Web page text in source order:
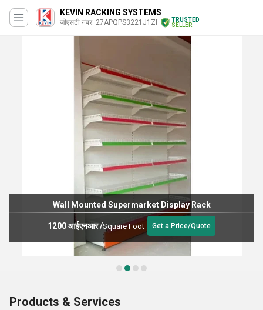
KEVIN RACKING SYSTEMS
जीएसटी नंबर. 27APQPS3221J1ZI
TRUSTED
SELLER
Wall Mounted Supermarket Display Rack
1200 आईएनआर/Square Foot Get a Price/Quote
Products & Services